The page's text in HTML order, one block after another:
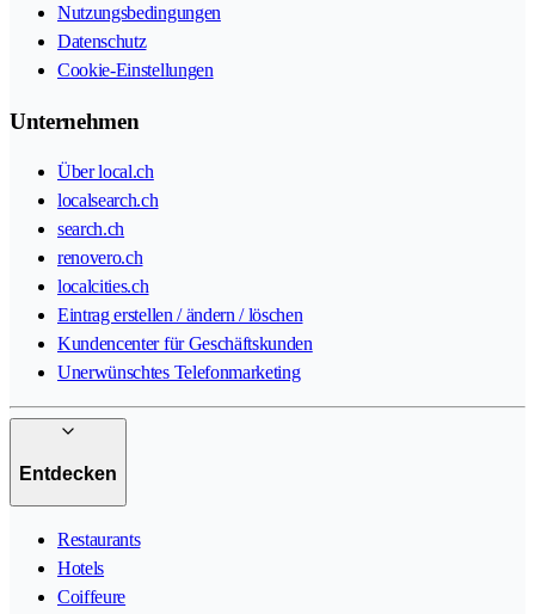
Nutzungsbedingungen
Datenschutz
Cookie-Einstellungen
Unternehmen
Über local.ch
localsearch.ch
search.ch
renovero.ch
localcities.ch
Eintrag erstellen / ändern / löschen
Kundencenter für Geschäftskunden
Unerwünschtes Telefonmarketing
Entdecken
Restaurants
Hotels
Coiffeure